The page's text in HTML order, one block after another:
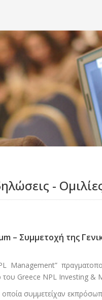
-
– Συμμετοχή της
Management”
του Greece NPL Investing &
οποία συμμετείχαν